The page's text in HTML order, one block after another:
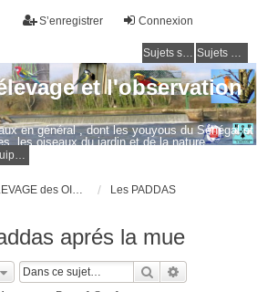
Connexion
S’enregistrer
Sujets sans réponse Sujets actifs
et l'observation
en général , dont les youyous du Sénégal et
les oiseaux du jardin et de la nature.
Les PADDAS
aprés la mue
Rechercher